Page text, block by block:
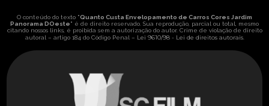
O conteúdo do texto "Quanto Custa Envelopamento de Carros Cores Jardim
Panorama DOeste" é de direito reservado. Sua reprodução, parcial ou total, mesmo
citando nossos links, é proibida sem a autorização do autor. Crime de violação de direito
autoral – artigo 184 do Código Penal – Lei 9610/98 - Lei de direitos autorais.